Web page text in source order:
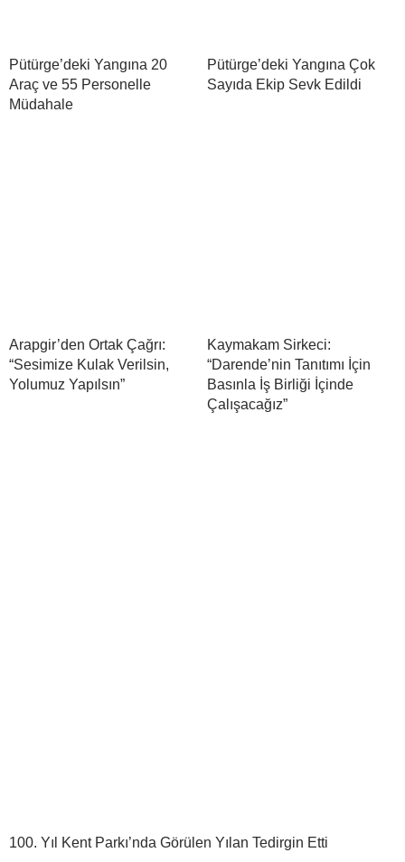
Pütürge’deki Yangına 20
Araç ve 55 Personelle
Müdahale
Pütürge’deki Yangına Çok
Sayıda Ekip Sevk Edildi
Arapgir’den Ortak Çağrı:
“Sesimize Kulak Verilsin,
Yolumuz Yapılsın”
Kaymakam Sirkeci:
“Darende’nin Tanıtımı İçin
Basınla İş Birliği İçinde
Çalışacağız”
100. Yıl Kent Parkı’nda Görülen Yılan Tedirgin Etti